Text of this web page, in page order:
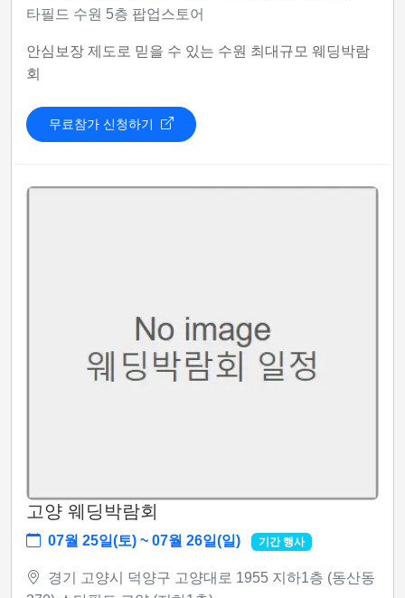
타필드 수원 5층 팝업스토어
안심보장 제도로 믿을 수 있는 수원 최대규모 웨딩박람
회
무료참가 신청하기
고양 웨딩박람회
07월 25일(토) ~ 07월 26일(일) 기간 행사
경기 고양시 덕양구 고양대로 1955 지하1층 (동산동